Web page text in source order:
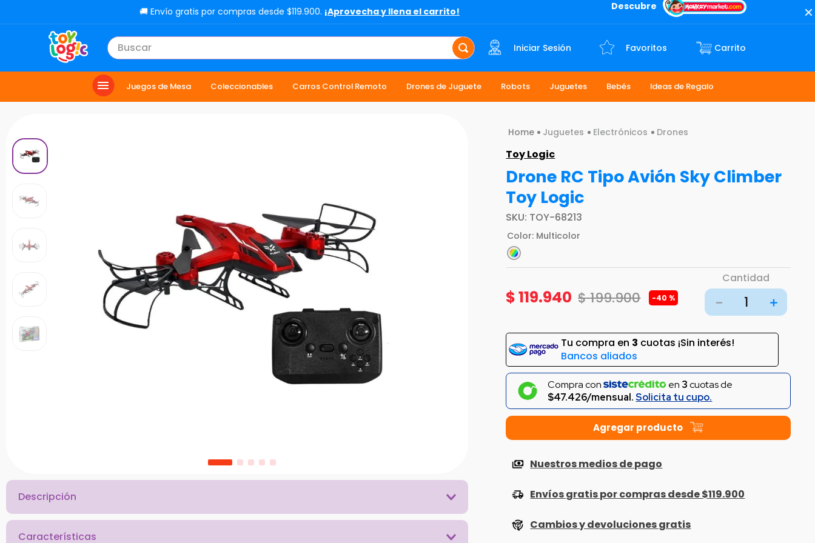
🚚 Envío gratis por compras desde $119.900. ¡Aprovecha y llena el carrito! Descubre
Buscar Iniciar Sesión Favoritos
Juegos de Mesa Coleccionables Carros Control Remoto Drones de Juguete Robots Juguetes Bebés Ideas de Regalo
Descripción
Características
Juguetes Electrónicos Drones
Toy Logic
Drone RC Tipo Avión Sky Climber
Toy Logic
SKU: TOY-68213
Color: Multicolor
$119.940 $199.900 -40 %
Cantidad
＋
－
Tu compra en 3 cuotas ¡Sin interés!
Bancos aliados
Compra con en 3cuotas de
$47.426/mensual.Solicita tu cupo.
Nuestros medios de pago
Envíos gratis por compras desde $119.900
Cambios y devoluciones gratis
TÉRMINOS MÁS BUSCADOS
toy story
chef
bloques